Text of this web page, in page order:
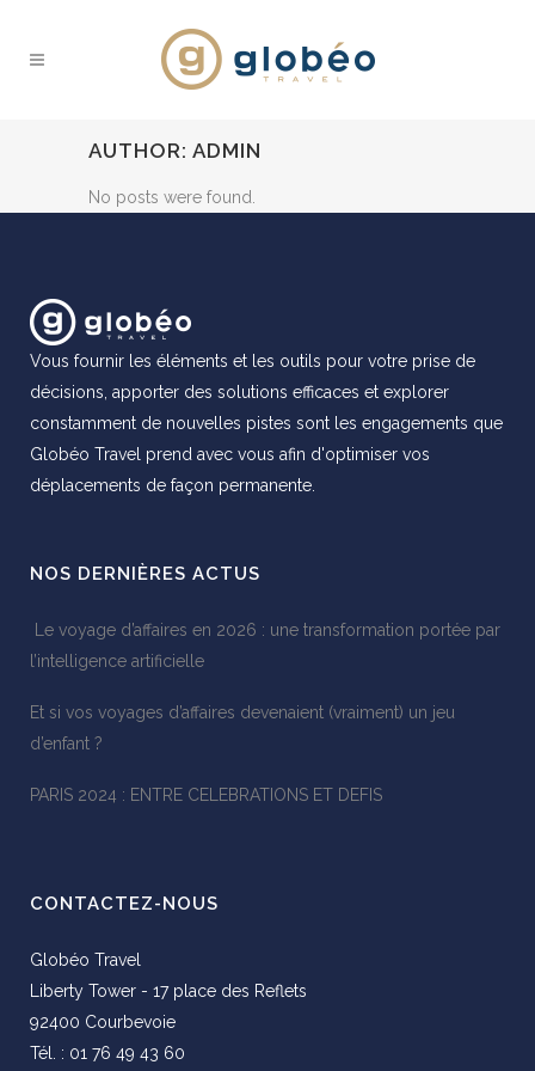
AUTHOR: ADMIN
No posts were found.
Vous fournir les éléments et les outils pour votre prise de
décisions, apporter des solutions efficaces et explorer
constamment de nouvelles pistes sont les engagements que
Globéo Travel prend avec vous afin d'optimiser vos
déplacements de façon permanente.
NOS DERNIÈRES ACTUS
Le voyage d’affaires en 2026 : une transformation portée par
l’intelligence artificielle
Et si vos voyages d’affaires devenaient (vraiment) un jeu
d’enfant ?
PARIS 2024 : ENTRE CELEBRATIONS ET DEFIS
CONTACTEZ-NOUS
Globéo Travel
Liberty Tower - 17 place des Reflets
92400 Courbevoie
Tél. : 01 76 49 43 60